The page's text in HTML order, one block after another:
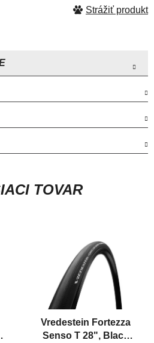
Strážiť
TOVAR
Vredestein Fortezza
Senso T 28", Black